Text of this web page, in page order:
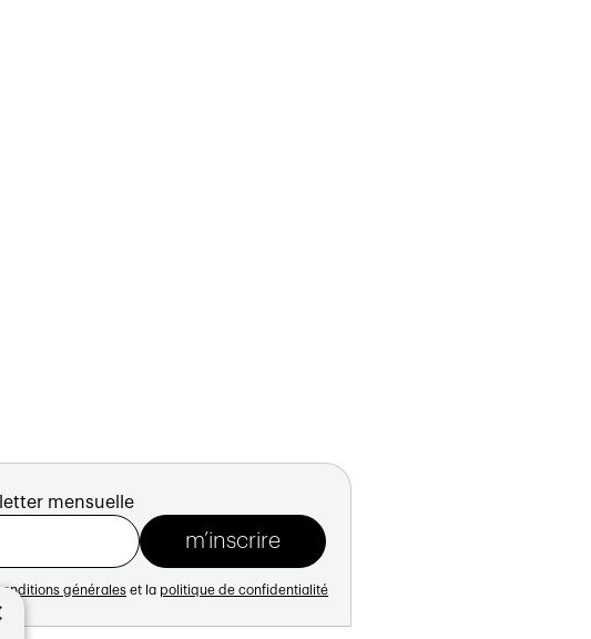
mensuelle
conditions générales et la politique de confidentialité